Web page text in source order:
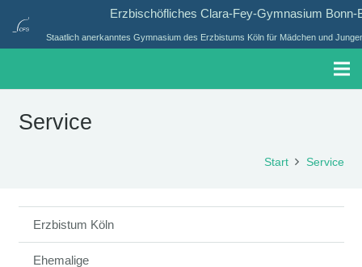
Erzbischöfliches Clara-Fey-Gymnasium Bonn-
Staatlich anerkanntes Gymnasium des Erzbistums Köln für Mädchen und
Service
Start Service
Erzbistum Köln
Ehemalige